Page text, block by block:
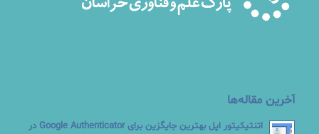
آخرین مقاله‌ها
اتنتیکیتور اپل بهترین جایگزین برای Google Authenticator در